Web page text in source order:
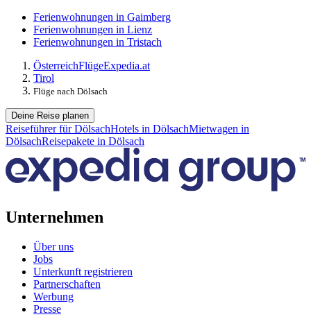
Ferienwohnungen in Gaimberg
Ferienwohnungen in Lienz
Ferienwohnungen in Tristach
ÖsterreichFlügeExpedia.at
Tirol
Flüge nach Dölsach
Deine Reise planen
Reiseführer für DölsachHotels in DölsachMietwagen in
DölsachReisepakete in Dölsach
Unternehmen
Über uns
Jobs
Unterkunft registrieren
Partnerschaften
Werbung
Presse